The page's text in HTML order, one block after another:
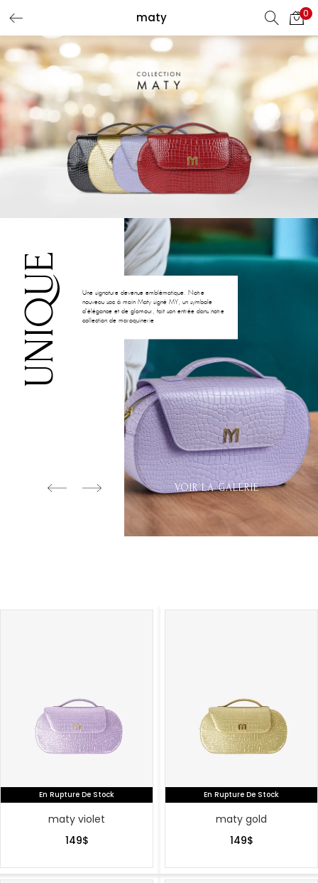
maty 0
CONNEXION S'INSCRIRE
Entrez votre nom d'utilisateur et mot de passe pour vous
connecter.
Se souvenir de moi
Mot de passe oublié?
VOIR LA GALERIE
Une signature devenue emblématique. Notre
nouveau sac à main Maty signé MY, un symbole
d'élégance et de glamour, fait son entrée dans notre
collection de maroquinerie
UNIQUE
En Rupture De Stock
maty violet
149$
En Rupture De Stock
maty gold
149$